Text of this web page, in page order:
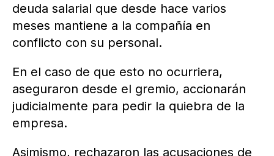
deuda salarial que desde hace varios
meses mantiene a la compañía en
conflicto con su personal.
En el caso de que esto no ocurriera,
aseguraron desde el gremio, accionarán
judicialmente para pedir la quiebra de la
empresa.
Asimismo, rechazaron las acusaciones de